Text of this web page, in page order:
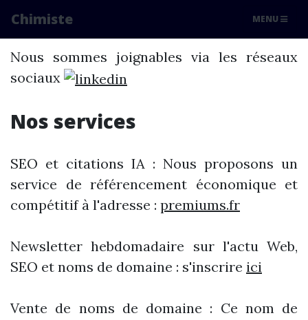
Chimiste MENU
Pour nous contacter
Nous sommes joignables via les réseaux
sociaux
Nos services
SEO et citations IA : Nous proposons un
service de référencement économique et
compétitif à l'adresse : premiums.fr
Newsletter hebdomadaire sur l'actu Web,
SEO et noms de domaine : s'inscrire ici
Vente de noms de domaine : Ce nom de